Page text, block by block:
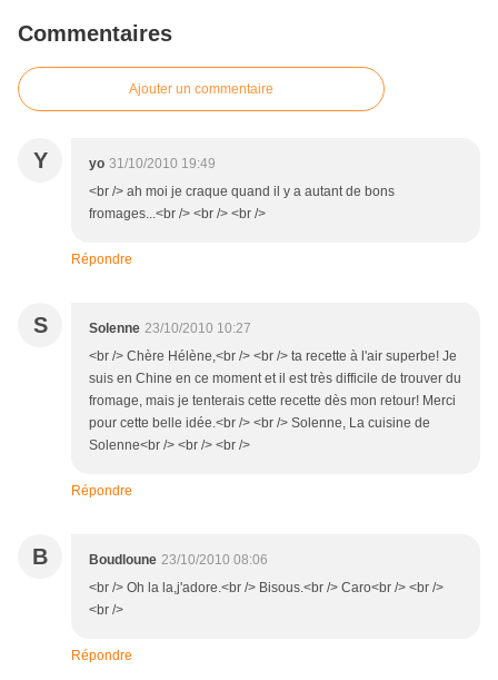
Commentaires
Ajouter un commentaire
Y yo 31/10/2010 19:49
<br /> ah moi je craque quand il y a autant de bons
fromages...<br /> <br /> <br />
Répondre
S Solenne 23/10/2010 10:27
<br /> Chère Hélène,<br /> <br /> ta recette à l'air superbe! Je
suis en Chine en ce moment et il est très difficile de trouver du
fromage, mais je tenterais cette recette dès mon retour! Merci
pour cette belle idée.<br /> <br /> Solenne, La cuisine de
Solenne<br /> <br /> <br />
Répondre
B Boudloune 23/10/2010 08:06
<br /> Oh la la,j'adore.<br /> Bisous.<br /> Caro<br /> <br />
<br />
Répondre